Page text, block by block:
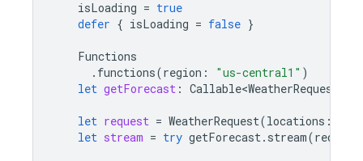
isLoading = true
defer { isLoading = false }
Functions
. functions(region : "us-central1" )
let getForecast : Callable<WeatherRequest
let request = WeatherRequest(locations :
let stream = try getForecast. stream(request